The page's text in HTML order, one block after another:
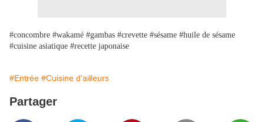
#concombre #wakamé #gambas #crevette #sésame #huile de sésame
#cuisine asiatique #recette japonaise
#Entrée #Cuisine d'ailleurs
Partager